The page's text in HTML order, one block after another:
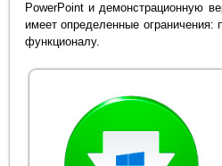
PowerPoint и демонстрационную
имеет определенные ограничения:
функционалу.